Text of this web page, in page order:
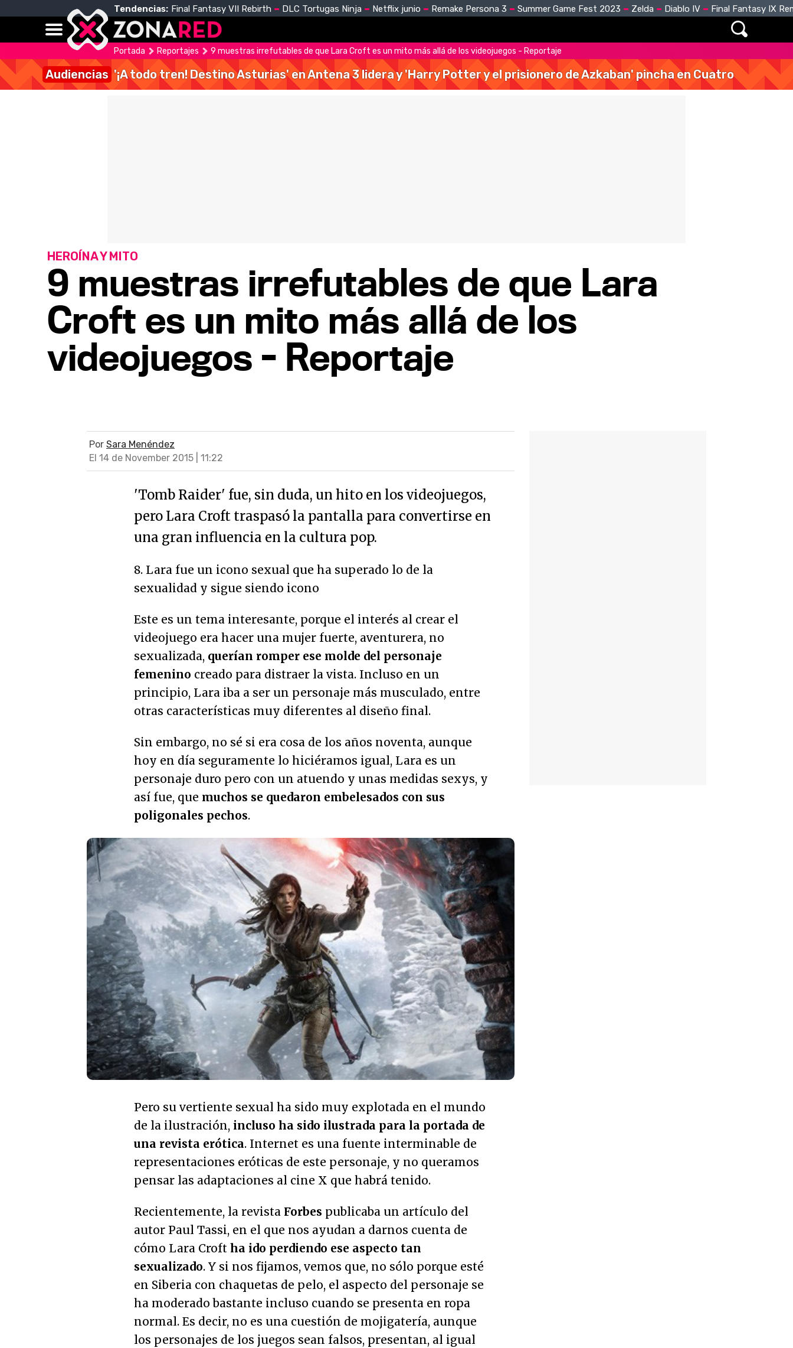
Tendencias: Final Fantasy VII Rebirth DLC Tortugas Ninja Netflix junio Remake Persona 3 Summer Game Fest 2023 Zelda Diablo IV Final Fantasy IX
Portada Reportajes 9 muestras irrefutables de que Lara Croft es un mito más allá de los videojuegos - Reportaje
Audiencias '¡A todo tren! Destino Asturias' en Antena 3 lidera y 'Harry Potter y el prisionero de Azkaban' pincha en Cuatro
9 muestras irrefutables de que Lara
Croft es un mito más allá de los
videojuegos - Reportaje
HEROÍNA Y MITO
Por Sara Menéndez
El 14 de November 2015 | 11:22
'Tomb Raider' fue, sin duda, un hito en los videojuegos,
pero Lara Croft traspasó la pantalla para convertirse en
una gran influencia en la cultura pop.
8. Lara fue un icono sexual que ha superado lo de la
sexualidad y sigue siendo icono
Este es un tema interesante, porque el interés al crear el
videojuego era hacer una mujer fuerte, aventurera, no
sexualizada, querían romper ese molde del personaje
femenino creado para distraer la vista. Incluso en un
principio, Lara iba a ser un personaje más musculado, entre
otras características muy diferentes al diseño final.
Sin embargo, no sé si era cosa de los años noventa, aunque
hoy en día seguramente lo hiciéramos igual, Lara es un
personaje duro pero con un atuendo y unas medidas sexys, y
así fue, que muchos se quedaron embelesados con sus
poligonales pechos.
Pero su vertiente sexual ha sido muy explotada en el mundo
de la ilustración, incluso ha sido ilustrada para la portada de
una revista erótica. Internet es una fuente interminable de
representaciones eróticas de este personaje, y no queramos
pensar las adaptaciones al cine X que habrá tenido.
Recientemente, la revista Forbes publicaba un artículo del
autor Paul Tassi, en el que nos ayudan a darnos cuenta de
cómo Lara Croft ha ido perdiendo ese aspecto tan
sexualizado. Y si nos fijamos, vemos que, no sólo porque esté
en Siberia con chaquetas de pelo, el aspecto del personaje se
ha moderado bastante incluso cuando se presenta en ropa
normal. Es decir, no es una cuestión de mojigatería, aunque
los personajes de los juegos sean falsos, presentan, al igual